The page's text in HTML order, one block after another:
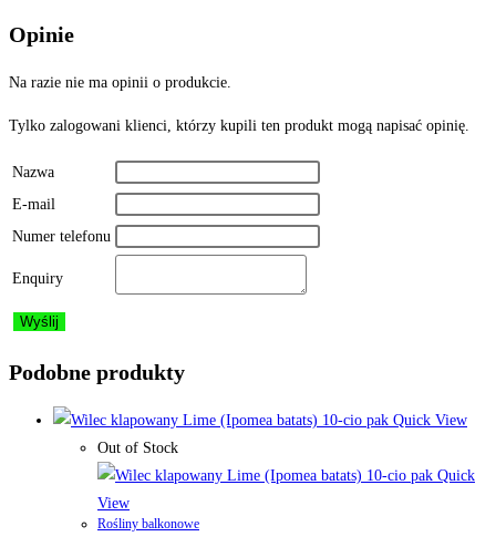
Opinie
Na razie nie ma opinii o produkcie.
Tylko zalogowani klienci, którzy kupili ten produkt mogą napisać opinię.
Nazwa
E-mail
Numer telefonu
Enquiry
Podobne produkty
Quick View
Out of Stock
Quick
View
Rośliny balkonowe